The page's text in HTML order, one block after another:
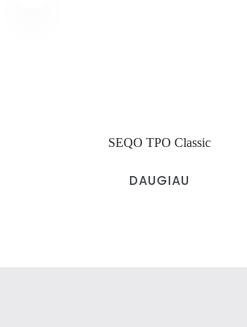
SEQO TPO Classic
DAUGIAU